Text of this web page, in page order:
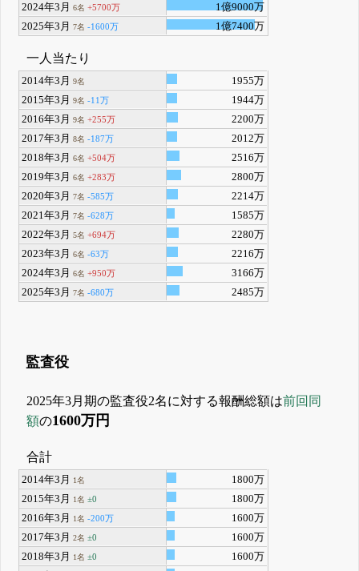
2024年3月6名 +5700万
1億9000万
2025年3月7名 -1600万 1億7400万
一人当たり
2014年3月9名
1955万
2015年3月9名 -11万
1944万
2016年3月9名 +255万
2200万
2017年3月8名 -187万
2012万
2018年3月6名 +504万
2516万
2019年3月6名 +283万
2800万
2020年3月7名 -585万
2214万
2021年3月7名 -628万
1585万
2022年3月5名 +694万
2280万
2023年3月6名 -63万
2216万
2024年3月6名 +950万
3166万
2025年3月7名 -680万 2485万
監査役
2025年3月期の監査役2名に対する報酬総額は前回同
額の1600万円
合計
2014年3月 1名
1800万
2015年3月
1名 ±0
1800万
2016年3月
1名 -200万
1600万
2017年3月2名 ±0
1600万
2018年3月
1名 ±0
1600万